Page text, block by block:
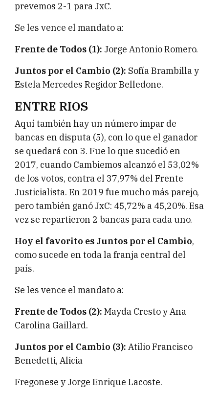
prevemos 2-1 para JxC.
Se les vence el mandato a:
Frente de Todos (1): Jorge Antonio Romero.
Juntos por el Cambio (2): Sofía Brambilla y
Estela Mercedes Regidor Belledone.
ENTRE RIOS
Aquí también hay un número impar de
bancas en disputa (5), con lo que el ganador
se quedará con 3. Fue lo que sucedió en
2017, cuando Cambiemos alcanzó el 53,02%
de los votos, contra el 37,97% del Frente
Justicialista. En 2019 fue mucho más parejo,
pero también ganó JxC: 45,72% a 45,20%. Esa
vez se repartieron 2 bancas para cada uno.
Hoy el favorito es Juntos por el Cambio,
como sucede en toda la franja central del
país.
Se les vence el mandato a:
Frente de Todos (2): Mayda Cresto y Ana
Carolina Gaillard.
Juntos por el Cambio (3): Atilio Francisco
Benedetti, Alicia
Fregonese y Jorge Enrique Lacoste.